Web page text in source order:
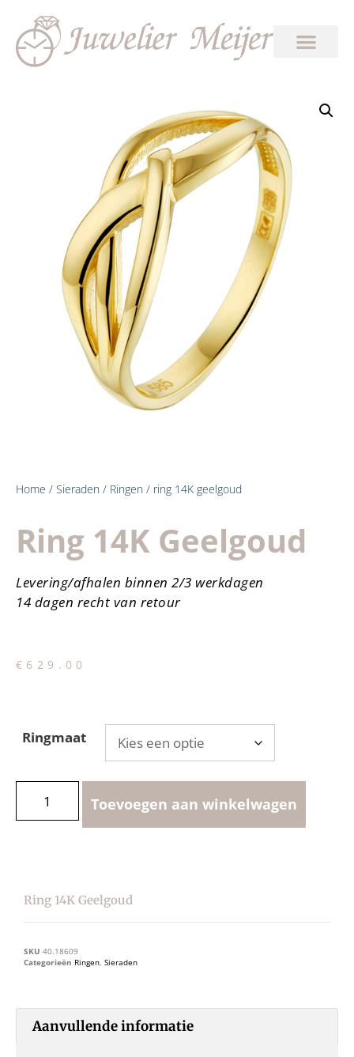
Home / Sieraden / Ringen / ring 14K geelgoud
Ring 14K Geelgoud
Levering/afhalen binnen 2/3 werkdagen
14 dagen recht van retour
€ 629.00
Ringmaat
Toevoegen aan winkelwagen
Ring 14K Geelgoud
SKU 40.18609
Categorieën Ringen, Sieraden
Aanvullende informatie